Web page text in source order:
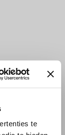
te
139,95 €